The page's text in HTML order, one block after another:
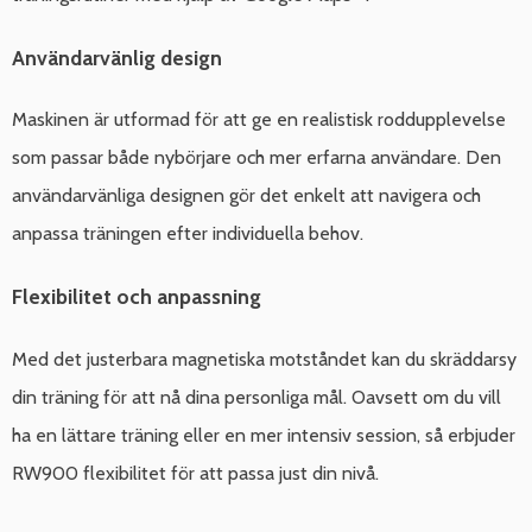
Användarvänlig design
Maskinen är utformad för att ge en realistisk roddupplevelse
som passar både nybörjare och mer erfarna användare. Den
användarvänliga designen gör det enkelt att navigera och
anpassa träningen efter individuella behov.
Flexibilitet och anpassning
Med det justerbara magnetiska motståndet kan du skräddarsy
din träning för att nå dina personliga mål. Oavsett om du vill
ha en lättare träning eller en mer intensiv session, så erbjuder
RW900 flexibilitet för att passa just din nivå.